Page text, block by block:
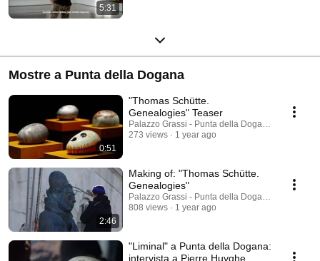
5:31
Mostre a Punta della Dogana
0:51
"Thomas Schütte.
Genealogies" Teaser
Palazzo Grassi - Punta della Dogana
273 views
1 year ago
2:46
Making of: "Thomas Schütte.
Genealogies"
Palazzo Grassi - Punta della Dogana
808 views
1 year ago
"Liminal" a Punta della Dogana:
intervista a Pierre Huyghe